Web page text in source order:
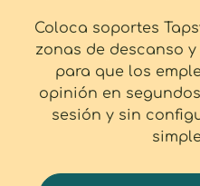
Coloca soportes
zonas de descanso
para que los
opinión en
sesión y sin